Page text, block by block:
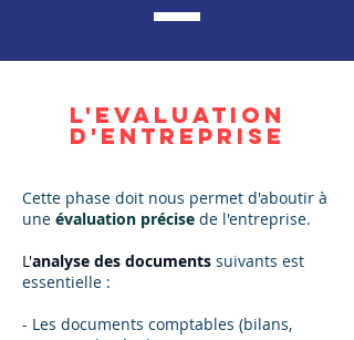
L'EVALUATION
D'ENTREPRISE
Cette phase doit nous permet d'aboutir à
une évaluation précise de l'entreprise.
L'analyse des documents suivants est
essentielle :
- Les documents comptables (bilans,